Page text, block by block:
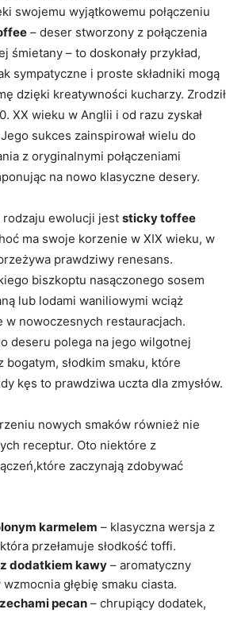
swojemu wyjątkowemu połączeniu
– deser stworzony z połączenia
śmietany – to doskonały przykład,
sympatyczne i proste składniki mogą
dzięki kreatywności kucharzy. Zrodził
XX wieku w Anglii i od razu zyskał
sukces zainspirował wielu do
z oryginalnymi połączeniami
na nowo klasyczne desery.
rodzaju ewolucji jest sticky toffee
ma swoje korzenie w XIX wieku, w
prawdziwy renesans.
biszkoptu nasączonego sosem
lub lodami waniliowymi wciąż
w nowoczesnych restauracjach.
deseru polega na jego wilgotnej
bogatym, słodkim smaku, które
kęs to prawdziwa uczta dla zmysłów.
nowych smaków również nie
receptur. Oto niektóre z
zaczynają zdobywać
karmelem – klasyczna wersja z
przełamuje słodkość toffi.
dodatkiem kawy – aromatyczny
głębię smaku ciasta.
pecan – chrupiący dodatek,